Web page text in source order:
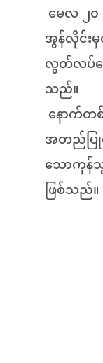
မေလ ၂
အွန်လိုင်း
လွတ်လပ်သေ
သည်။
နောက်
အတည်ပြု
သောကုန်သွ
ဖြစ်သည်။